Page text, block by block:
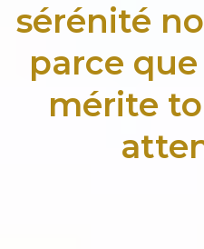
sérénité
parce
mérite